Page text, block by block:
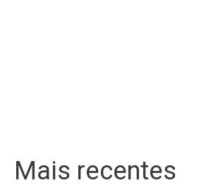
Mais recentes